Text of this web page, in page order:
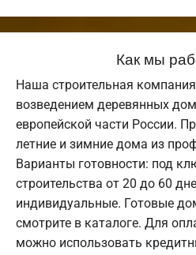
Как мы
Наша строительная
возведением деревянных
европейской части России.
летние и зимние дома из
Варианты готовности: под
строительства от 20 до 60
индивидуальные. Готовые
смотрите в каталоге. Для
можно использовать